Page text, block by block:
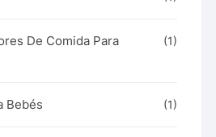
De Comida Para
(1)
Bebés (1)